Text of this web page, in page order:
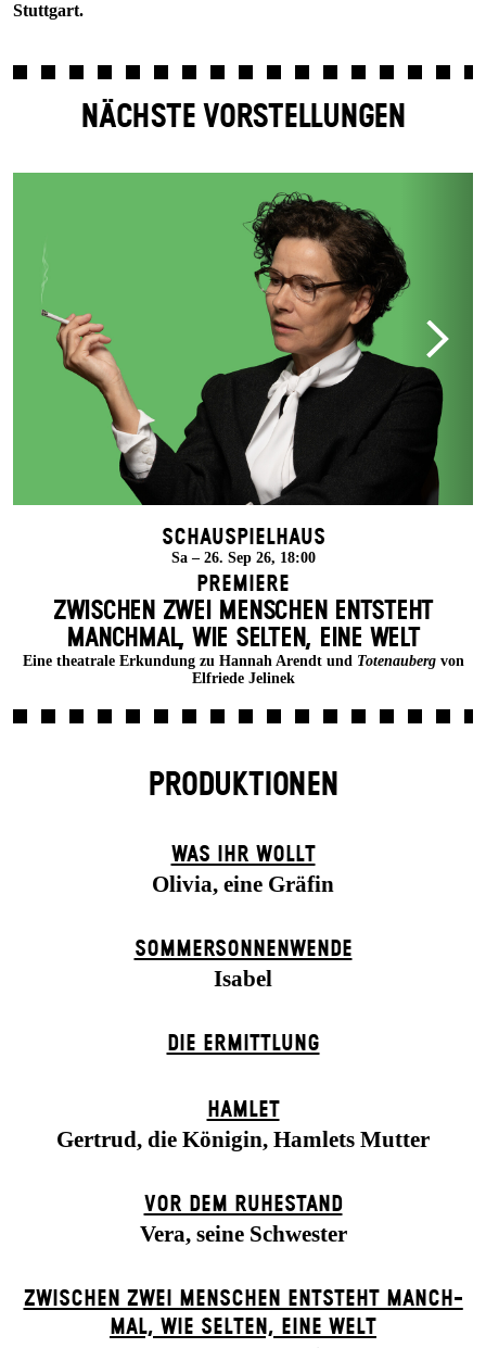
Stuttgart.
NÄCHSTE VORSTELLUNGEN
Schauspielhaus
Sa – 26. Sep 26, 18:00
Premiere
ZWISCHEN ZWEI MENSCHEN ENT­STEHT
MANCH­MAL, WIE SELTEN, EINE WELT
Eine theatrale Erkundung zu Hannah Arendt und Totenaubergvon
Elfriede Jelinek
PRODUKTIONEN
WAS IHR WOLLT
Olivia, eine Gräfin
SOMMER­SONNEN­WENDE
Isabel
DIE ERMITTLUNG
HAMLET
Gertrud, die Königin, Hamlets Mutter
VOR DEM RUHESTAND
Vera, seine Schwester
ZWISCHEN ZWEI MENSCHEN ENT­STEHT MANCH­
MAL, WIE SELTEN, EINE WELT